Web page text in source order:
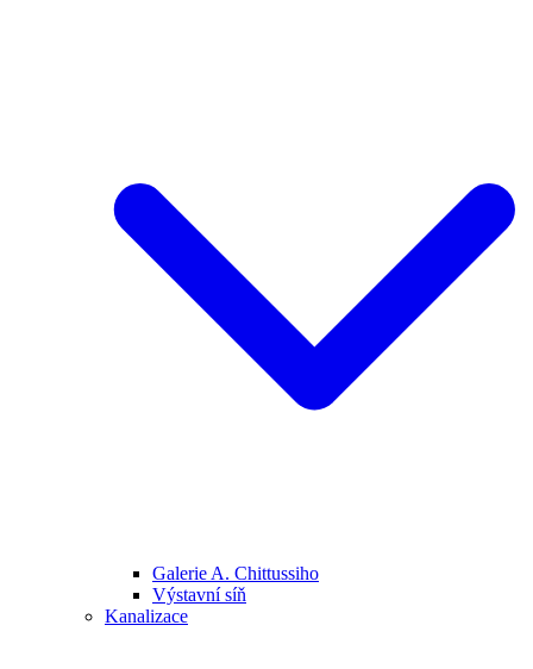
Galerie A. Chittussiho
Výstavní síň
Kanalizace